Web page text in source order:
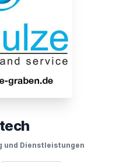
und Dienstleistungen